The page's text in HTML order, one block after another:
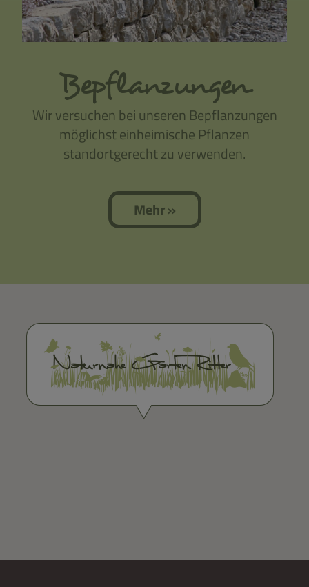
Bepflanzungen
Wir versuchen bei unseren Bepflanzungen
möglichst einheimische Pflanzen
standortgerecht zu verwenden.
Mehr »